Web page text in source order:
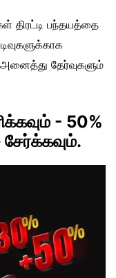
திரட்டி பந்தயத்தை
அனைத்து தேர்வுகளும்
- 50%